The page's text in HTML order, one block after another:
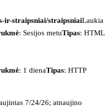
ir-straipsniai/straipsniaiLaukia
: Sesijos metuTipas: HTML
: 1 dienaTipas: HTTP
7/24/26; atnaujino